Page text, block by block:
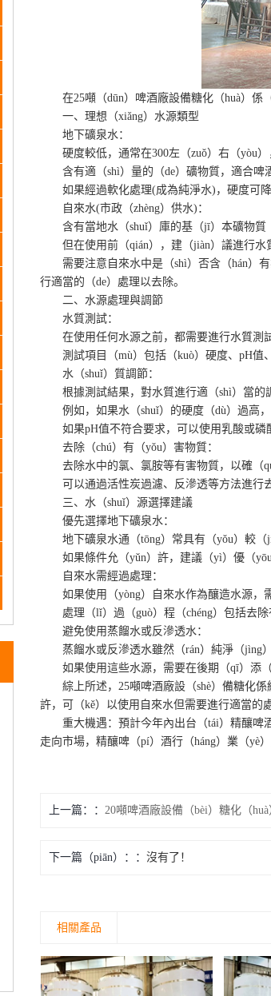
在25噸（dūn）啤酒廠設備糖化（huà）係（
一、理想（xiǎng）水源類型
地下礦泉水：
硬度較低，通常在300左（zuǒ）右（yòu）
含有適（shì）量的（de）礦物質，適合啤
如果經過軟化處理(成為純淨水)，硬度可降
自來水(市政（zhèng）供水)：
含有當地水（shuǐ）庫的基（jī）本礦物質
但在使用前（qián），建（jiàn）議進行水
需要注意自來水中是（shì）否含（hán）有
行適當的（de）處理以去除。
二、水源處理與調節
水質測試：
在使用任何水源之前，都需要進行水質測試
測試項目（mù）包括（kuò）硬度、pH值
水（shuǐ）質調節：
根據測試結果，對水質進行適（shì）當的
例如，如果水（shuǐ）的硬度（dù）過高，
如果pH值不符合要求，可以使用乳酸或磷
去除（chú）有（yǒu）害物質：
去除水中的氯、氯胺等有害物質，以確（
可以通過活性炭過濾、反滲透等方法進行去
三、水（shuǐ）源選擇建議
優先選擇地下礦泉水：
地下礦泉水通（tōng）常具有（yǒu）較（
如果條件允（yǔn）許，建議（yì）優（yōu
自來水需經過處理：
如果使用（yòng）自來水作為釀造水源，需
處理（lǐ）過（guò）程（chéng）包括去除
避免使用蒸餾水或反滲透水：
蒸餾水或反滲透水雖然（rán）純淨（jìng）
如果使用這些水源，需要在後期（qī）添（
綜上所述，25噸啤酒廠設（shè）備糖化係
許，可（kě）以使用自來水但需要進行適當的
重大機遇：預計今年內出台（tái）精釀啤酒
走向市場，精釀啤（pí）酒行（háng）業（yè
上一篇： 20噸啤酒廠設備（bèi）糖化（
下一篇（piān）： 沒有了！
相關產品